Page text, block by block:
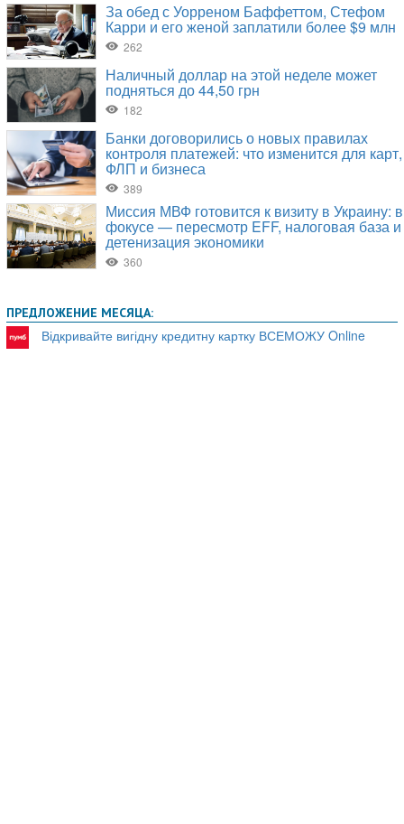
ПРЕДЛОЖЕНИЕ МЕСЯЦА:
Відкривайте вигідну кредитну картку ВСЕМОЖУ Online